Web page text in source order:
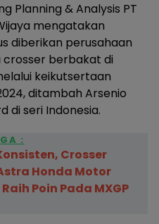
Planning & Analysis PT
mengatakan
diberikan perusahaan
berbakat di
keikutsertaan
ditambah Arsenio
di seri Indonesia.
:
Crosser
Honda Motor
Poin Pada MXGP